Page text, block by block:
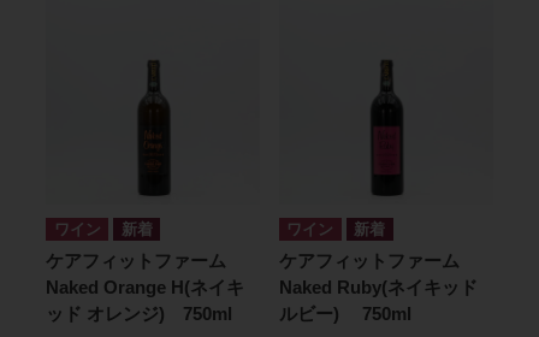
ワイン
ケアフィットファーム
Naked Orange H(ネイキ
ッド オレンジ) 750ml
ワイン
ケアフィットファーム
Naked Ruby(ネイキッド
ルビー) 750ml